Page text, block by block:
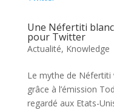
Une Néfertiti
pour Twitter
Actualité, Knowledge
Le mythe de
grâce à l’émission
regardé aux Etats-